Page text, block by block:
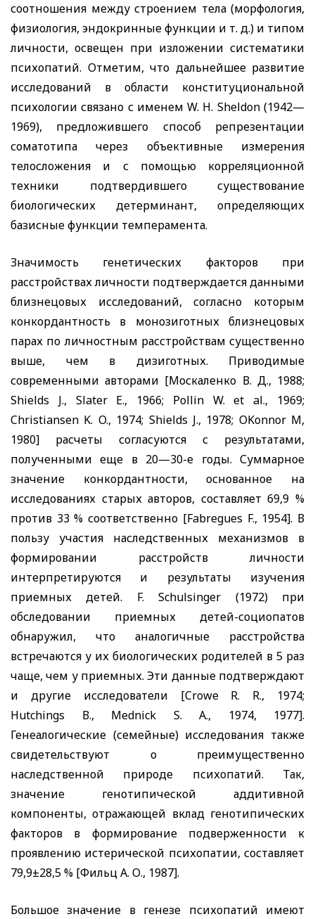
соотношения между строением тела (морфология,
физиология, эндокринные функции и т. д.) и типом
личности, освещен при изложении систематики
психопатий. Отметим, что дальнейшее развитие
исследований в области конституциональной
психологии связано с именемW. H. Sheldon(1942—
1969), предложившего способ репрезентации
соматотипа через объективные измерения
телосложения и с помощью корреляционной
техники подтвердившего существование
биологических детерминант, определяющих
базисные функции темперамента.
Значимость генетических факторов при
расстройствах личности подтверждается данными
близнецовых исследований, согласно которым
конкордантность в монозиготных близнецовых
парах по личностным расстройствам существенно
выше, чем в дизиготных. Приводимые
современными авторами [Москаленко В. Д., 1988;
Shields J., Slater E., 1966; Pollin W.et al., 1969;
Christiansen K. O., 1974; Shields J., 1978; OKonnor M,
1980] расчеты согласуются с результатами,
полученными еще в 20—30-е годы. Суммарное
значение конкордантности, основанное на
исследованиях старых авторов, составляет 69,9 %
против 33 % соответственно [Fabregues F., 1954]. В
пользу
участия наследственных механизмов в
формировании расстройств личности
интерпретируются и результаты изучения
приемных детей. F. Schulsinger (1972) при
обследовании приемных детей-социопатов
обнаружил, что аналогичные расстройства
встречаются у их биологических родителей в 5 раз
чаще, чем у приемных. Эти данные подтверждают
и другие исследователи [Crowe R. R., 1974;
Hutchings В., Mednick S. A.,
1974, 1977].
Генеалогические (семейные) исследования также
свидетельствуют о преимущественно
наследственной природе психопатий. Так,
значение генотипической аддитивной
компоненты, отражающей вклад генотипических
факторов в формирование подверженности к
проявлению истерической психопатии, составляет
79,9±28,5 % [Фильц А. О., 1987].
Большое значение в генезе психопатий имеют